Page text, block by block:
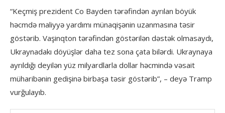
“Keçmiş prezident Co Bayden tərəfindən ayrılan böyük
həcmdə maliyyə yardımı münaqişənin uzanmasına təsir
göstərib. Vaşinqton tərəfindən göstərilən dəstək olmasaydı,
Ukraynadakı döyüşlər daha tez sona çata bilərdi. Ukraynaya
ayrıldığı deyilən yüz milyardlarla dollar həcmində vəsait
müharibənin gedişinə birbaşa təsir göstərib”, – deyə Tramp
vurğulayıb.